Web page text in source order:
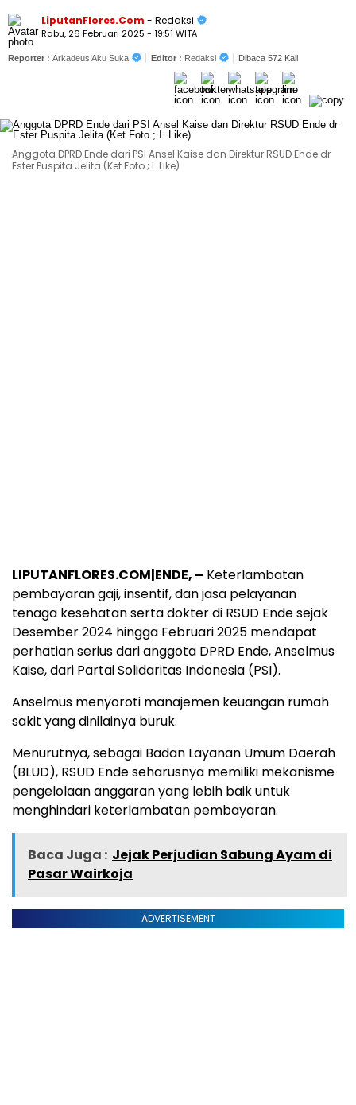
LiputanFlores.Com - Redaksi
Rabu, 26 Februari 2025 - 19:51 WITA
Reporter : Arkadeus Aku Suka Editor : Redaksi Dibaca 572 Kali
Anggota DPRD Ende dari PSI Ansel Kaise dan Direktur RSUD Ende dr
Ester Puspita Jelita (Ket Foto ; I. Like)
LIPUTANFLORES.COM|ENDE, – Keterlambatan
pembayaran gaji, insentif, dan jasa pelayanan
tenaga kesehatan serta dokter di RSUD Ende sejak
Desember 2024 hingga Februari 2025 mendapat
perhatian serius dari anggota DPRD Ende, Anselmus
Kaise, dari Partai Solidaritas Indonesia (PSI).
Anselmus menyoroti manajemen keuangan rumah
sakit yang dinilainya buruk.
Menurutnya, sebagai Badan Layanan Umum Daerah
(BLUD), RSUD Ende seharusnya memiliki mekanisme
pengelolaan anggaran yang lebih baik untuk
menghindari keterlambatan pembayaran.
Baca Juga : Jejak Perjudian Sabung Ayam di
Pasar Wairkoja
ADVERTISEMENT